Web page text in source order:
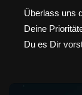
Überlass uns
Deine
Du es Dir